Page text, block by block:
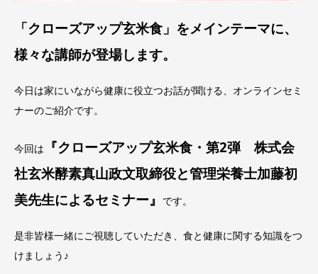
「クローズアップ玄米食」をメインテーマに、
様々な講師が登場します。
今日は家にいながら健康に役立つお話が聞ける、オンラインセミ
ナーのご紹介です。
今回は 『クローズアップ玄米食・第2弾 株式会
社玄米酵素真山政文取締役と管理栄養士加藤初
美先生によるセミナー』 です。
是非皆様一緒にご視聴していただき、食と健康に関する知識をつ
けましょう♪